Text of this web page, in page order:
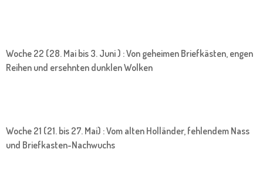
Woche 22 (28. Mai bis 3. Juni ) : Von geheimen Briefkästen, engen
Reihen und ersehnten dunklen Wolken
Woche 21 (21. bis 27. Mai) : Vom alten Holländer, fehlendem Nass
und Briefkasten-Nachwuchs